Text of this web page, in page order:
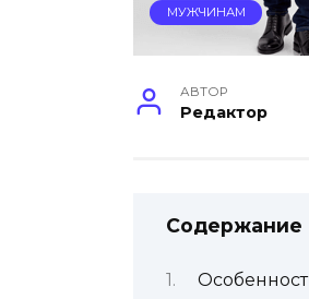
МУЖЧИНАМ
АВТОР
Редактор
Содержание